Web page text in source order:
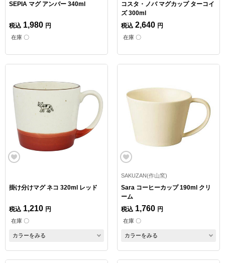
SEPIA マグ アンバー 340ml
税込 1,980 円
在庫 〇
コスタ・ノバ マグカップ ターコイ
ズ 300ml
税込 2,640 円
在庫 〇
掛け分けマグ ネコ 320ml レッド
税込 1,210 円
在庫 〇
カラーをみる
SAKUZAN(作山窯)
Sara コーヒーカップ 190ml クリ
ーム
税込 1,760 円
在庫 〇
カラーをみる